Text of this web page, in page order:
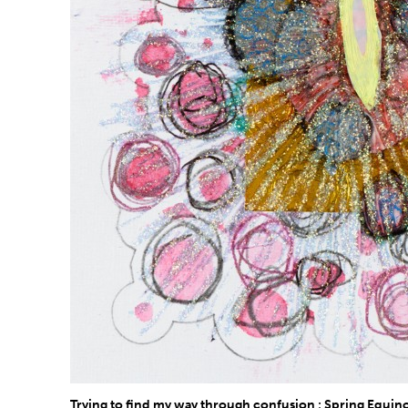
Trying to find my way through confusion : Spring